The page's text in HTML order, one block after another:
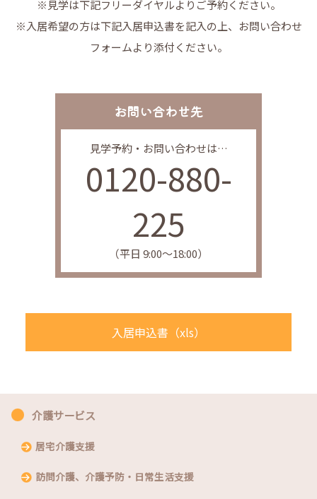
※見学は下記フリーダイヤルよりご予約ください。
※入居希望の方は下記入居申込書を記入の上、お問い合わせ
フォームより添付ください。
お問い合わせ先
見学予約・お問い合わせは…
0120-880-
225
（平日 9:00〜18:00）
入居申込書（xls）
介護サービス
居宅介護支援
訪問介護、介護予防・日常生活支援